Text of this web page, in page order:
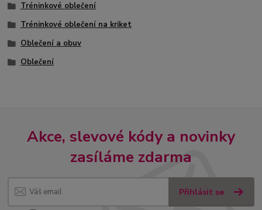
Tréninkové oblečení
Tréninkové oblečení na kriket
Oblečení a obuv
Oblečení
Akce, slevové kódy a novinky
zasíláme zdarma
Přihlásit se